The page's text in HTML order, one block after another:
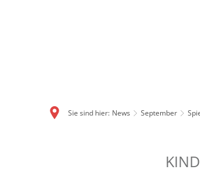
Sie sind hier: News September